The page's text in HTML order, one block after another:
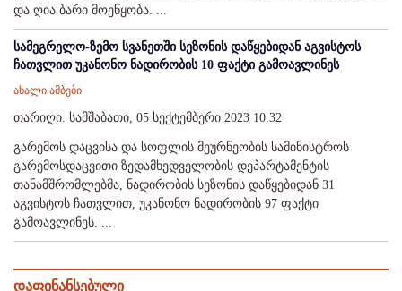
და ღია ბარი მოეწყობა. ...
სამეგრელო-ზემო სვანეთში სეზონის დაწყებიდან აგვისტოს
ჩათვლით უკანონო ნადირობის 10 ფაქტი გამოავლინეს
ახალი ამბები
თარიღი: სამშაბათი, 05 სექტემბერი 2023 10:32
გარემოს დაცვისა და სოფლის მეურნეობის სამინისტროს
გარემოსდაცვითი ზედამხედველობის დეპარტამენტის
თანამშრომლებმა, ნადირობის სეზონის დაწყებიდან 31
აგვისტოს ჩათვლით, უკანონო ნადირობის 97 ფაქტი
გამოავლინეს. ...
დაფინანსებული